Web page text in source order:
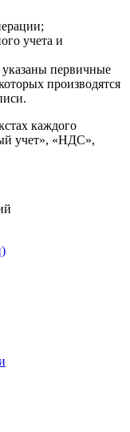
учета и
первичные
производятся
каждого
учет», «НДС»,